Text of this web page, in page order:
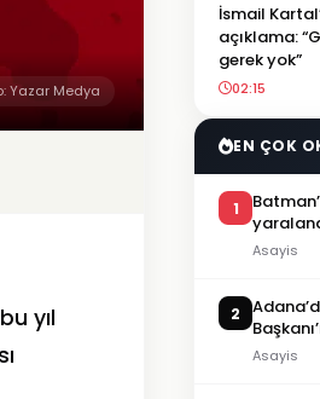
Yazar Medya
yıl
İsmail
açıklama:
gerek yok”
02:15
EN ÇOK
1
Asayis
2
Asayis